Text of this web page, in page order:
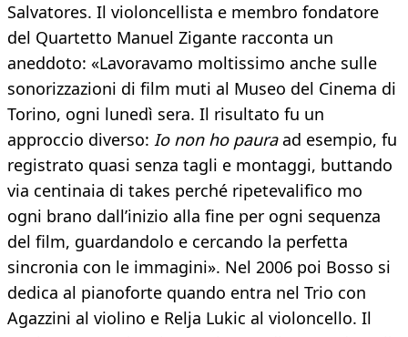
Salvatores. Il violoncellista e membro fondatore
del Quartetto Manuel Zigante racconta un
aneddoto: «Lavoravamo moltissimo anche sulle
sonorizzazioni di film muti al Museo del Cinema di
Torino, ogni lunedì sera. Il risultato fu un
approccio diverso: Io non ho pauraad esempio, fu
registrato quasi senza tagli e montaggi, buttando
via centinaia di takes perché ripetevalifico mo
ogni brano dall’inizio alla fine per ogni sequenza
del film, guardandolo e cercando la perfetta
sincronia con le immagini». Nel 2006 poi Bosso si
dedica al pianoforte quando entra nel Trio con
Agazzini al violino e Relja Lukic al violoncello. Il